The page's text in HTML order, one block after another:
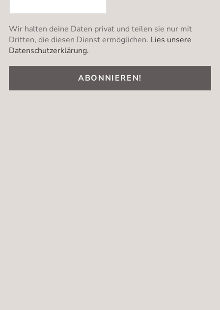
Wir halten deine Daten privat und teilen sie nur mit
Dritten, die diesen Dienst ermöglichen. Lies unsere
Datenschutzerklärung.